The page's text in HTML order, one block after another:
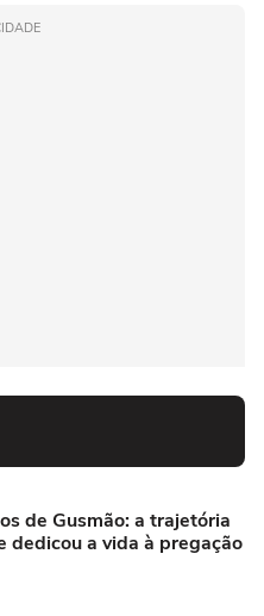
de Gusmão: a trajetória
dedicou a vida à pregação